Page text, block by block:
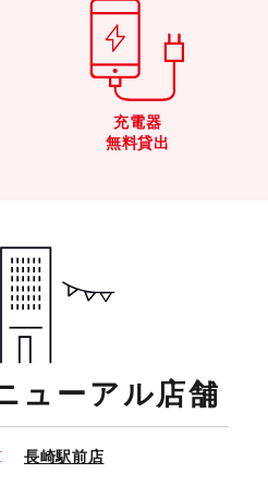
充電器
無料貸出
ューアル店舗
長崎駅前店